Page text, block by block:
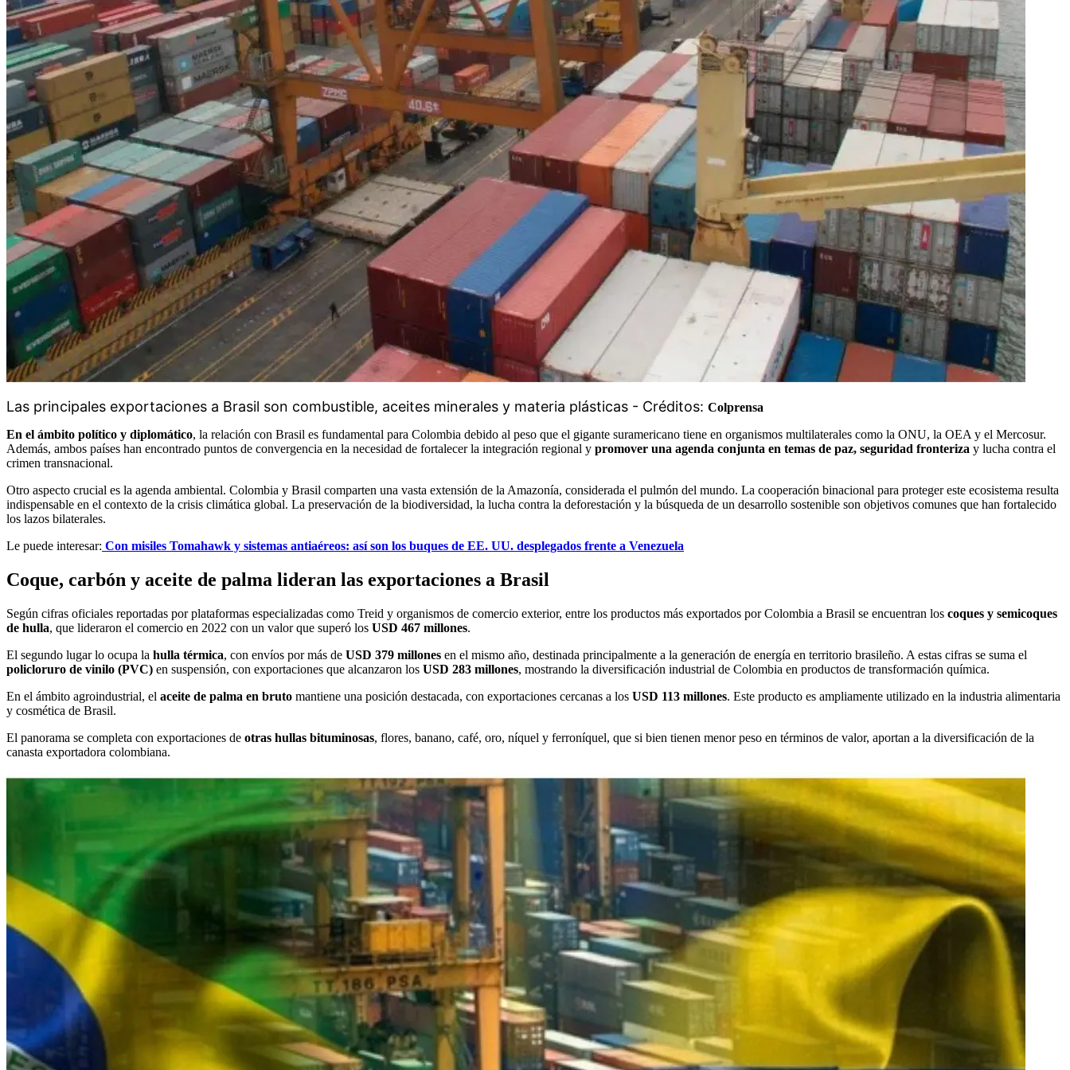
Las principales exportaciones a Brasil son combustible, aceites minerales y materia plásticas - Créditos: Colprensa
En el ámbito político y diplomático, la relación con Brasil es fundamental para Colombia debido al peso que el gigante suramericano tiene en organismos multilaterales como la ONU, la OEA y el Mercosur.
Además, ambos países han encontrado puntos de convergencia en la necesidad de fortalecer la integración regional y promover una agenda conjunta en temas de paz, seguridad fronteriza y lucha contra el
crimen transnacional.
Otro aspecto crucial es la agenda ambiental. Colombia y Brasil comparten una vasta extensión de la Amazonía, considerada el pulmón del mundo. La cooperación binacional para proteger este ecosistema resulta
indispensable en el contexto de la crisis climática global. La preservación de la biodiversidad, la lucha contra la deforestación y la búsqueda de un desarrollo sostenible son objetivos comunes que han fortalecido
los lazos bilaterales.
Le puede interesar: Con misiles Tomahawk y sistemas antiaéreos: así son los buques de EE. UU. desplegados frente a Venezuela
Coque, carbón y aceite de palma lideran las exportaciones a Brasil
Según cifras oficiales reportadas por plataformas especializadas como Treid y organismos de comercio exterior, entre los productos más exportados por Colombia a Brasil se encuentran los coques y semicoques
de hulla, que lideraron el comercio en 2022 con un valor que superó los USD 467 millones.
El segundo lugar lo ocupa la hulla térmica, con envíos por más de USD 379 millones en el mismo año, destinada principalmente a la generación de energía en territorio brasileño. A estas cifras se suma el
policloruro de vinilo (PVC) en suspensión, con exportaciones que alcanzaron los USD 283 millones, mostrando la diversificación industrial de Colombia en productos de transformación química.
En el ámbito agroindustrial, el aceite de palma en bruto mantiene una posición destacada, con exportaciones cercanas a los USD 113 millones. Este producto es ampliamente utilizado en la industria alimentaria
y cosmética de Brasil.
El panorama se completa con exportaciones de otras hullas bituminosas, flores, banano, café, oro, níquel y ferroníquel, que si bien tienen menor peso en términos de valor, aportan a la diversificación de la
canasta exportadora colombiana.